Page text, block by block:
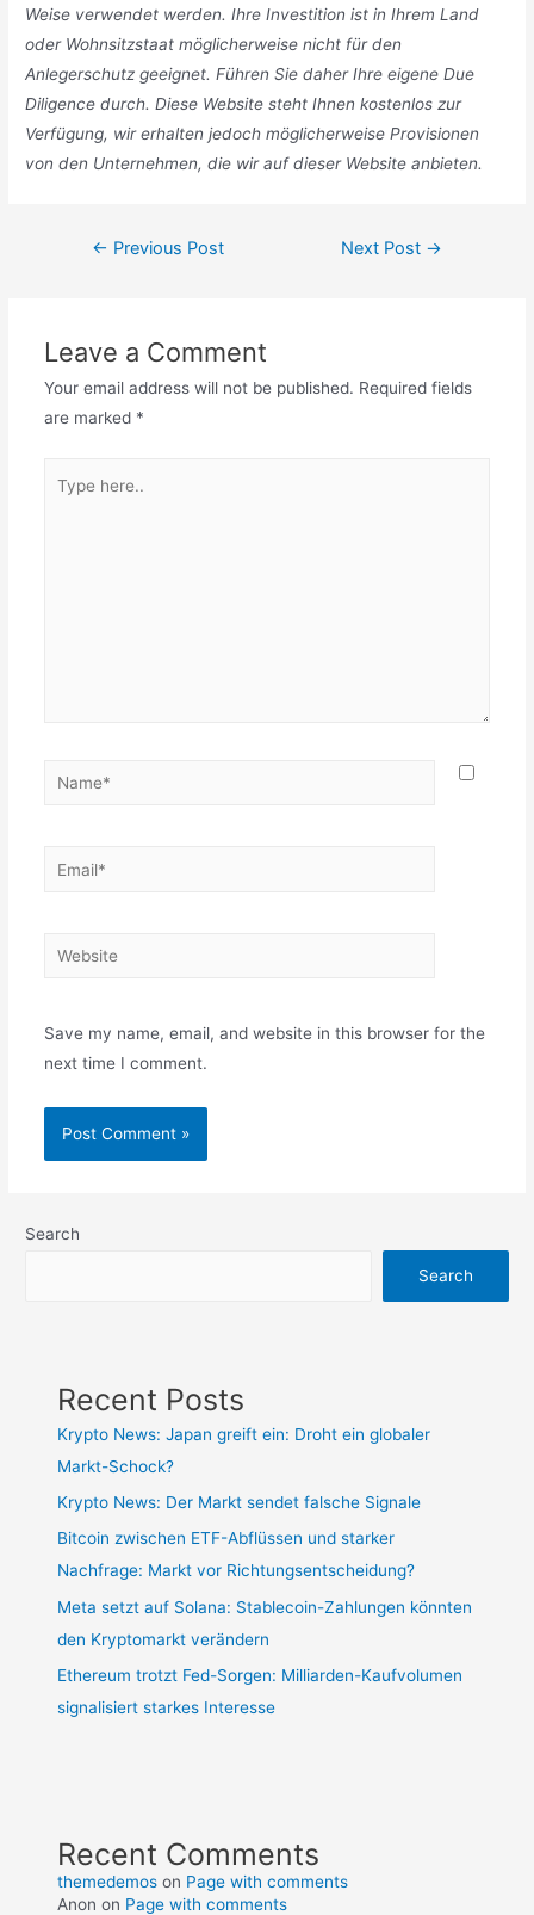
Weise verwendet werden. Ihre Investition ist in Ihrem Land
oder Wohnsitzstaat möglicherweise nicht für den
Anlegerschutz geeignet. Führen Sie daher Ihre eigene Due
Diligence durch. Diese Website steht Ihnen kostenlos zur
Verfügung, wir erhalten jedoch möglicherweise Provisionen
von den Unternehmen, die wir auf dieser Website anbieten.
Post← Previous Post Next Post →
Leave a Comment
Your email address will not be published. Required fields
are marked *
here..
Name*
Email*
Website
Save my name, email, and website in this browser for the
next time I comment.
Search
Search
Recent Posts
Krypto News: Japan greift ein: Droht ein globaler
Markt-Schock?
Krypto News: Der Markt sendet falsche Signale
Bitcoin zwischen ETF-Abflüssen und starker
Nachfrage: Markt vor Richtungsentscheidung?
Meta setzt auf Solana: Stablecoin-Zahlungen könnten
den Kryptomarkt verändern
Ethereum trotzt Fed-Sorgen: Milliarden-Kaufvolumen
signalisiert starkes Interesse
Recent Comments
themedemos on Page with comments
Anon on Page with comments